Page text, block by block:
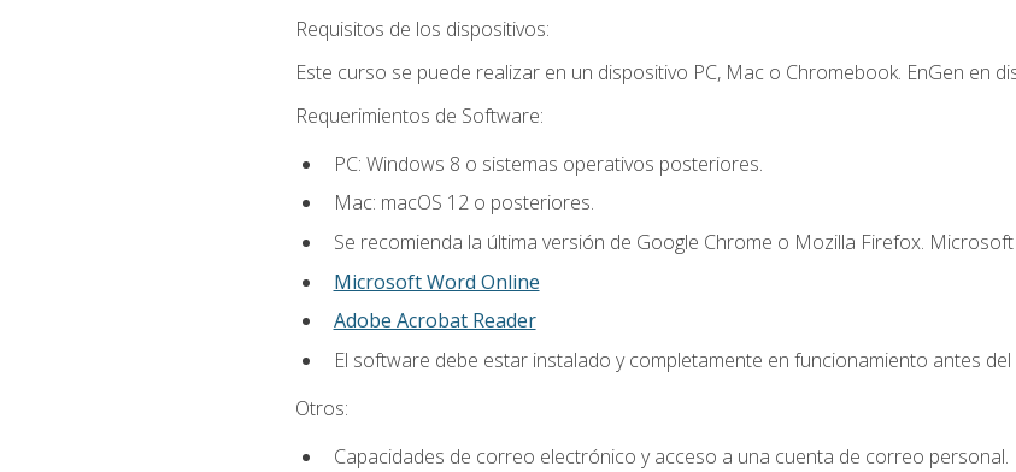
Requisitos de los dispositivos:
Este curso se puede realizar en un dispositivo PC, Mac o Chromebook. EnGen en
Requerimientos de Software:
PC: Windows 8 o sistemas operativos posteriores.
Mac: macOS 12 o posteriores.
Se recomienda la última versión de Google Chrome o Mozilla Firefox.
Microsoft Word Online
Adobe Acrobat Reader
El software debe estar instalado y completamente en funcionamiento antes del
Otros:
Capacidades de correo electrónico y acceso a una cuenta de correo personal.